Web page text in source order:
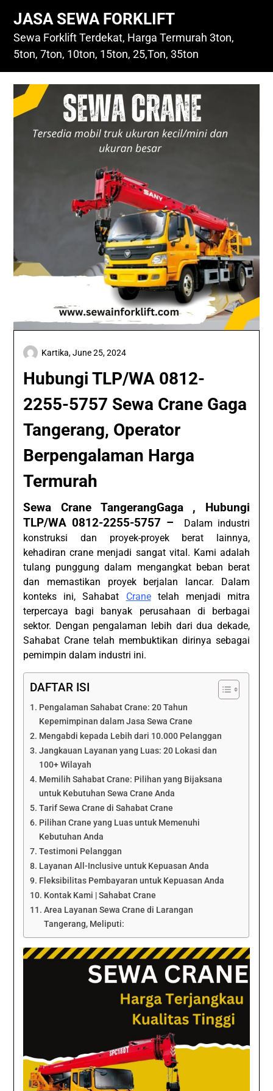
content
JASA SEWA FORKLIFT
Sewa Forklift Terdekat, Harga Termurah 3ton,
5ton, 7ton, 10ton, 15ton, 25,Ton, 35ton
Hubungi TLP/WA 0812-
2255-5757 Sewa Crane Gaga
Tangerang, Operator
Berpengalaman Harga
Termurah
Kartika,June 25, 2024
Sewa Crane TangerangGaga , Hubungi
TLP/WA 0812-2255-5757 –
Dalam industri
konstruksi dan proyek-proyek berat lainnya,
kehadiran crane menjadi sangat vital. Kami adalah
tulang punggung dalam mengangkat beban berat
dan memastikan proyek berjalan lancar. Dalam
konteks ini, Sahabat Crane
telah menjadi mitra
terpercaya bagi banyak perusahaan di berbagai
sektor. Dengan pengalaman lebih dari dua dekade,
Sahabat Crane telah membuktikan dirinya sebagai
pemimpin dalam industri ini.
DAFTAR ISI
Pengalaman Sahabat Crane: 20 Tahun
Kepemimpinan dalam Jasa Sewa Crane
Mengabdi kepada Lebih dari 10.000 Pelanggan
Jangkauan Layanan yang Luas: 20 Lokasi dan
100+ Wilayah
Memilih Sahabat Crane: Pilihan yang Bijaksana
untuk Kebutuhan Sewa Crane Anda
Tarif Sewa Crane di Sahabat Crane
Pilihan Crane yang Luas untuk Memenuhi
Kebutuhan Anda
Testimoni Pelanggan
Layanan All-Inclusive untuk Kepuasan Anda
Fleksibilitas Pembayaran untuk Kepuasan Anda
Kontak Kami | Sahabat Crane
Area Layanan Sewa Crane di Larangan
Tangerang, Meliputi: